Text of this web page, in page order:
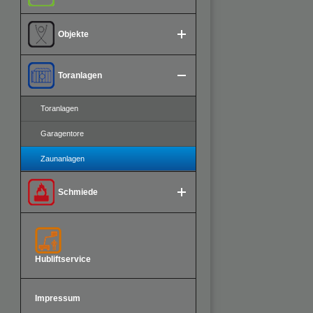
Objekte
Toranlagen
Toranlagen
Garagentore
Zaunanlagen
Schmiede
Hubliftservice
Impressum